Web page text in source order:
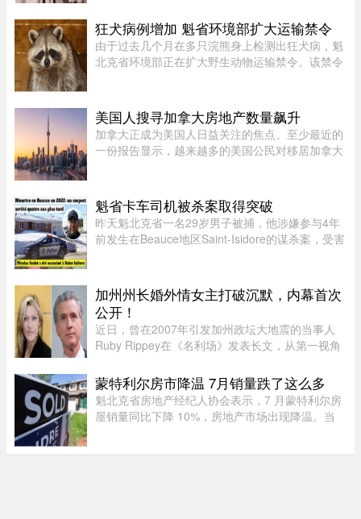
$60至$100之间。多名网友表示，这类收费政策其
实已经实行十年以上，$60 ...
狂犬病例增加 魁省环境部扩大运输禁令
由于过去几个月在多只浣熊身上检测出狂犬病，魁
北克省环境部正在扩大野生动物运输禁令。该禁令
五起延伸至 Centre-du- ...
美国人搜寻加拿大房地产数量飙升
加拿大正成为美国人日益关注的焦点。至少最近的
一份报告显示，越来越多的美国公民对移居加拿大
访问量的研究，发现美国用户对加拿 ...
魁省卡车司机被杀案取得突破
昨天魁北克省一名29岁男子被捕，他涉嫌参与4年
前发生在Beauce地区Saint-Isidore的谋杀案，受害
人étienne Gourde。Gourde将在 ...
加州州长婚外情女主打破沉默，内幕首次
公开！
近日，曾在2007年引发加州政坛大地震的当事人
Ruby Rippey在《名利场》发表长文，从第一视角
Gavin Newsom的一段婚外情。这段尘封多年的往
事再次被推向风口浪尖。Gavin New ...
蒙特利尔房市降温 7月销量跌了这么多
魁北克省房地产经纪人协会表示，7 月蒙特利尔房
屋销量同比下降 10%，房地产市场出现降温。当